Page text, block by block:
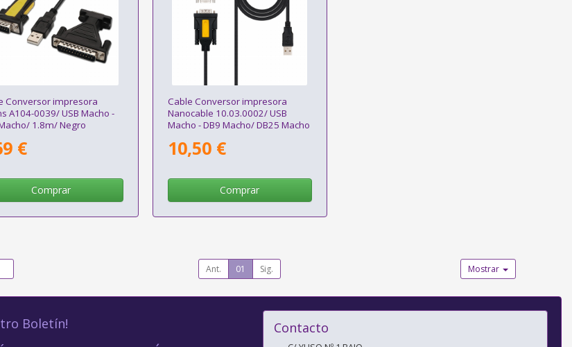
Conversor impresora
A104-0039/ USB Macho -
1.8m/ Negro
€
Comprar
Cable Conversor impresora
Nanocable 10.03.0002/ USB
Macho - DB9 Macho/ DB25 Macho
10,50 €
Comprar
Ant. 01 Sig. Mostrar
Boletín! Contacto